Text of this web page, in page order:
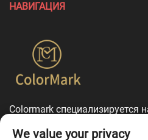
НАВИГАЦИЯ
Colormark специализируется
брендов, и предлагает
We value your privacy